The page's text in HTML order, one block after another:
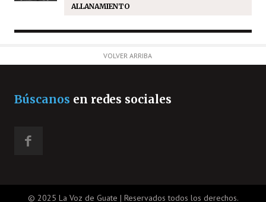
ALLANAMIENTO
VOLVER ARRIBA
Búscanos en redes sociales
© 2025 La Voz de Guate | Reservados todos los derechos.